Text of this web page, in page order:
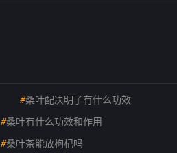
#桑叶配决明子有什么功效
#桑叶有什么功效和作用
#桑叶茶能放枸杞吗